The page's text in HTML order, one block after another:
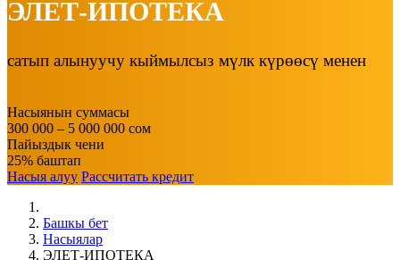
ЭЛЕТ-ИПОТЕКА
сатып алынуучу кыймылсыз мүлк күрөөсү менен
Насыянын суммасы
300 000 – 5 000 000 сом
Пайыздык чени
25% баштап
Насыя алуу Рассчитать кредит
Башкы бет
Насыялар
ЭЛЕТ-ИПОТЕКА